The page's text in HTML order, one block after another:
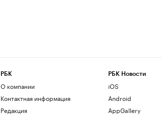
РБК
О компании
Контактная информация
Редакция
РБК Новости
iOS
Android
AppGallery